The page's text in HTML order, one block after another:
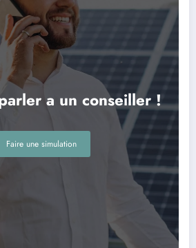
a un conseiller !
Faire une simulation